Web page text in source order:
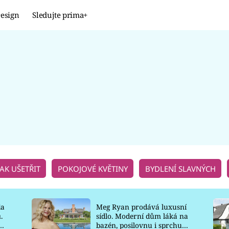
Sledujte prima+
UŠETŘIT POKOJOVÉ KVĚTINY BYDLENÍ SLAVNÝCH
Meg Ryan prodává luxusní
sídlo. Moderní dům láká na
bazén, posilovnu i sprchu